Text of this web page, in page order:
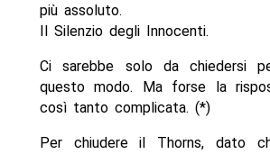
più assoluto.
Il Silenzio degli Innocenti.
Ci sarebbe solo da chiedersi
questo modo. Ma forse la
così tanto complicata. (*)
Per chiudere il Thorns, dato